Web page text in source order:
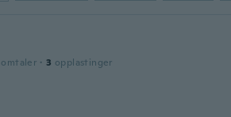
omtaler · 3 opplastinger